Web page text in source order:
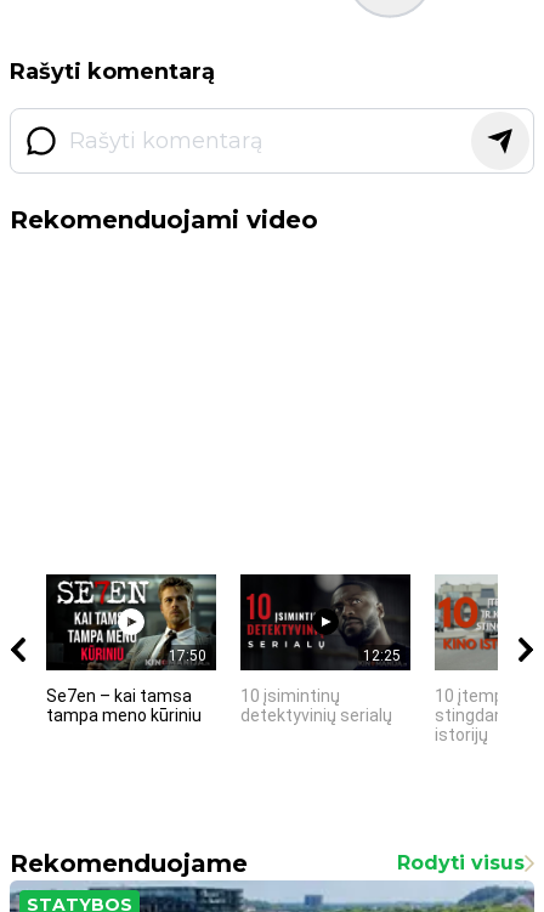
Rašyti komentarą
Rekomenduojami video
17:50
Se7en – kai tamsa
tampa meno kūriniu
12:25
10 įsimintinų
detektyvinių serialų
10 įtemptų,
stingdančių
istorijų
Rekomenduojame Rodyti visus
STATYBOS